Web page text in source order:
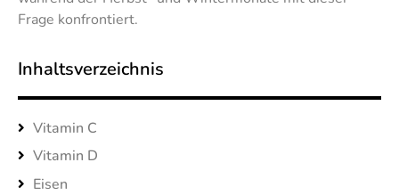
Frage konfrontiert.
Inhaltsverzeichnis
Vitamin C
Vitamin D
Eisen